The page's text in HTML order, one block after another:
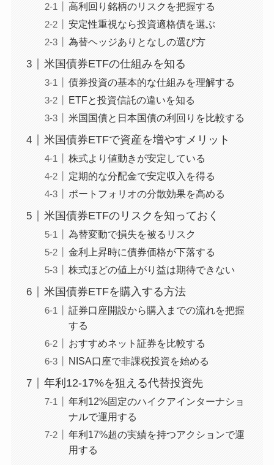
高利回り銘柄のリスクを把握する
安定性重視なら投資適格債を選ぶ
為替ヘッジありとなしの選び方
米国債券ETFの仕組みを知る
債券投資の基本的な仕組みを理解する
ETFと投資信託の違いを知る
米国国債と日本国債の利回りを比較する
米国債券ETFで資産を増やすメリット
株式より値動きが安定している
定期的な分配金で安定収入を得る
ポートフォリオの分散効果を高める
米国債券ETFのリスクを知っておく
為替変動で損失を被るリスク
金利上昇時に債券価格が下落する
株式ほどの値上がり益は期待できない
米国債券ETFを購入する方法
証券口座開設から購入までの流れを把握
する
おすすめネット証券を比較する
NISA口座で非課税投資を始める
年利12-17%を狙える代替投資先
年利12%固定のハイクアインターナショ
ナルで運用する
年利17%超の実績を持つアクションで運
用する